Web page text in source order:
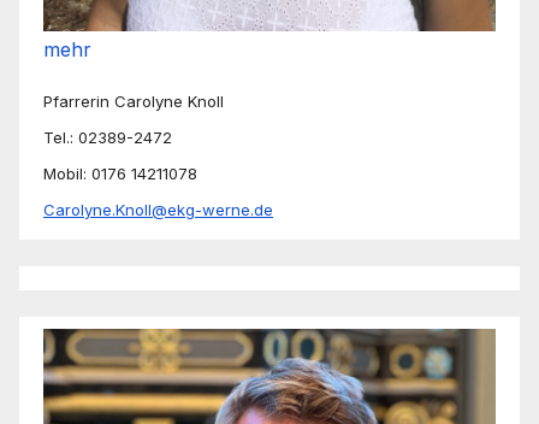
mehr
Pfarrerin Carolyne Knoll
Tel.: 02389-2472
Mobil: 0176 14211078
Carolyne.Knoll@ekg-werne.de